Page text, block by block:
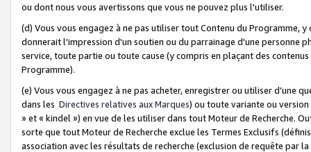
ou dont nous vous avertissons que vous ne pouvez plus l'utiliser.
(d) Vous vous engagez à ne pas utiliser tout Contenu du Programme,
donnerait l'impression d'un soutien ou du parrainage d'une personne
service, toute partie ou toute cause (y compris en plaçant des
Programme).
(e) Vous vous engagez à ne pas acheter, enregistrer ou utiliser d’une
dans les Directives relatives aux Marques) ou toute variante ou
» et « kindel ») en vue de les utiliser dans tout Moteur de Recherche.
sorte que tout Moteur de Recherche exclue les Termes Exclusifs
association avec les résultats de recherche (exclusion de requête